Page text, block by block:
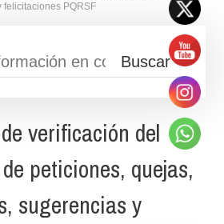
felicitaciones PQRSF
verificación del
peticiones, quejas,
sugerencias y